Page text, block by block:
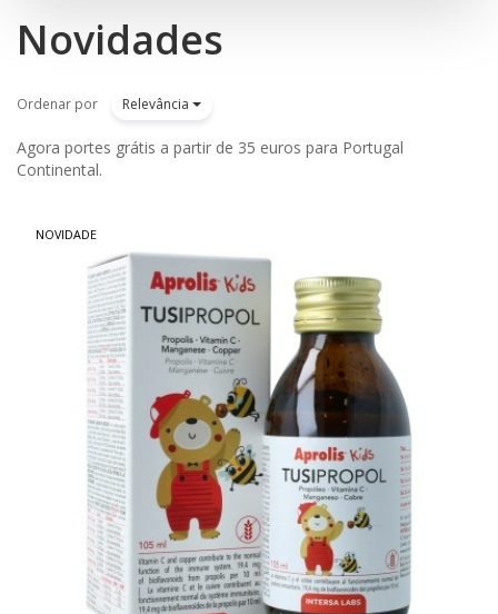
Novidades
Ordenar por Relevância
Agora portes grátis a partir de 35 euros para Portugal
Continental.
NOVIDADE